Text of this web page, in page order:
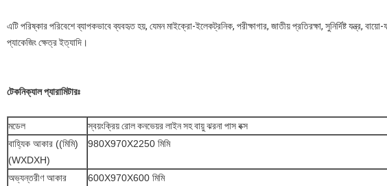
এটি পরিষ্কার পরিবেশে ব্যাপকভাবে ব্যবহৃত হয়, যেমন মাইক্রো-ইলেকট্রনিক, পরীক্ষাগার, জাতীয় প্রতিরক্ষা, সুনির্দিষ্ট যন্ত্র,
প্যাকেজিং ক্ষেত্র ইত্যাদি।
টেকনিক্যাল প্যারামিটারঃ
মডেল
স্বয়ংক্রিয় রোল কনভেয়র লাইন সহ বায়ু ঝরনা পাস বক্স
বাহ্যিক আকার ((মিমি)
(WXDXH)
980X970X2250 মিমি
অভ্যন্তরীণ আকার
600X970X600 মিমি